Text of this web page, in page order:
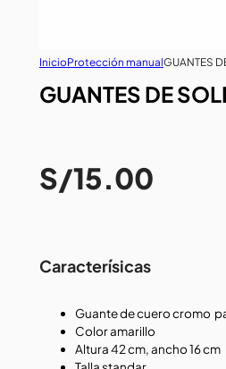
InicioProtección manualGUANTES
GUANTES DE
S/15.00
Caracterísicas
Guante de cuero cromo
Color amarillo
Altura 42 cm, ancho 16 cm